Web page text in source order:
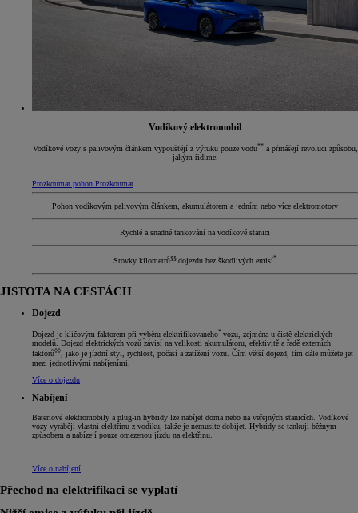
Vodíkový elektromobil
Vodíkové vozy s palivovým článkem vypouštějí z výfuku pouze vodu** a přinášejí revoluci způsobu,
jakým řídíme.
Prozkoumat pohon Prozkoumat
Pohon vodíkovým palivovým článkem, akumulátorem a jedním nebo více elektromotory
Rychlé a snadné tankování na vodíkové stanici
Stovky kilometrů§§ dojezdu bez škodlivých emisí*
JISTOTA NA CESTÁCH
Dojezd
Dojezd je klíčovým faktorem při výběru elektrifikovaného* vozu, zejména u čistě elektrických
modelů. Dojezd elektrických vozů závisí na velikosti akumulátoru, efektivitě a řadě externích
faktorů◊◊, jako je jízdní styl, rychlost, počasí a zatížení vozu. Čím větší dojezd, tím dále můžete jet
mezi jednotlivými nabíjeními.
Více o dojezdu
Nabíjení
Bateriové elektromobily a plug-in hybridy lze nabíjet doma nebo na veřejných stanicích. Vodíkové
vozy vyrábějí vlastní elektřinu z vodíku, takže je nemusíte dobíjet. Hybridy se tankují běžným
způsobem a nabízejí pouze omezenou jízdu na elektřinu.
Více o nabíjení
Přechod na elektrifikaci se vyplatí